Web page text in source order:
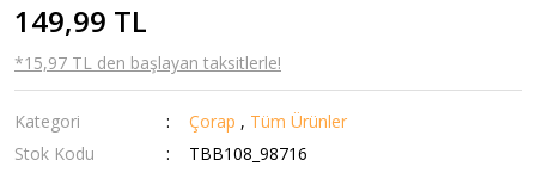
149,99 TL
*15,97 TL den başlayan taksitlerle!
Kategori Çorap , Tüm Ürünler
Stok Kodu
TBB108_98716